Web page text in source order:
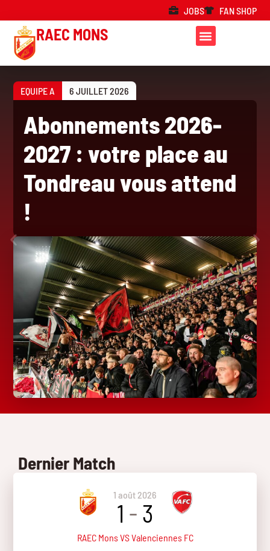
JOBS FAN SHOP
RAEC MONS
EQUIPE A 6 JUILLET 2026
Abonnements 2026-
2027 : votre place au
Tondreau vous attend
!
Dernier Match
1 août 2026
1 - 3
RAEC Mons VS Valenciennes FC